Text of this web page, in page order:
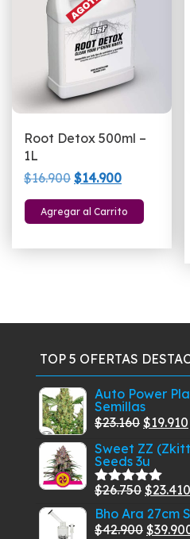
Root Detox 500ml –
1L
$16.900 El
precio
original
$14.900El
precio
actual
Agregar al Carrito
TOP 5 OFERTAS
Auto Power
Semillas
$23.160 El
precio
original
era:
$23.160.
$19.910
Sweet ZZ
Seeds 3u
Valorado
con
5.00
de
5
$26.750 El
precio
original
$23.410
Bho Ara 27cm
$42.900 El
$